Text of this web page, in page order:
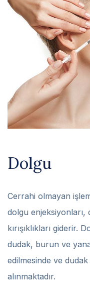
Dolgu
Cerrahi olmayan
dolgu
kırışıklıkları giderir.
dudak, burun ve
edilmesinde ve
alınmaktadır.